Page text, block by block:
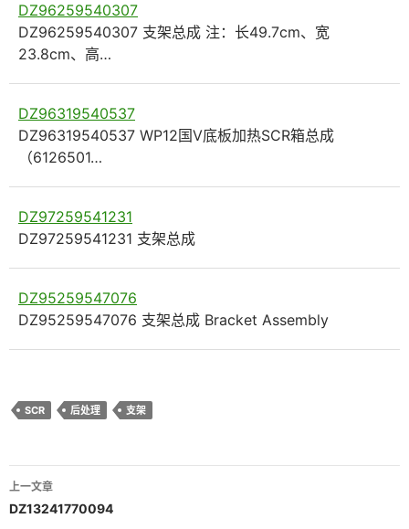
DZ96259540307
DZ96259540307 支架总成 注：长49.7cm、宽
23.8cm、高…
DZ96319540537
DZ96319540537 WP12国Ⅴ底板加热SCR箱总成
（6126501…
DZ97259541231
DZ97259541231 支架总成
DZ95259547076
DZ95259547076 支架总成 Bracket Assembly
SCR 后处理 支架
文
章
上一文章
DZ13241770094